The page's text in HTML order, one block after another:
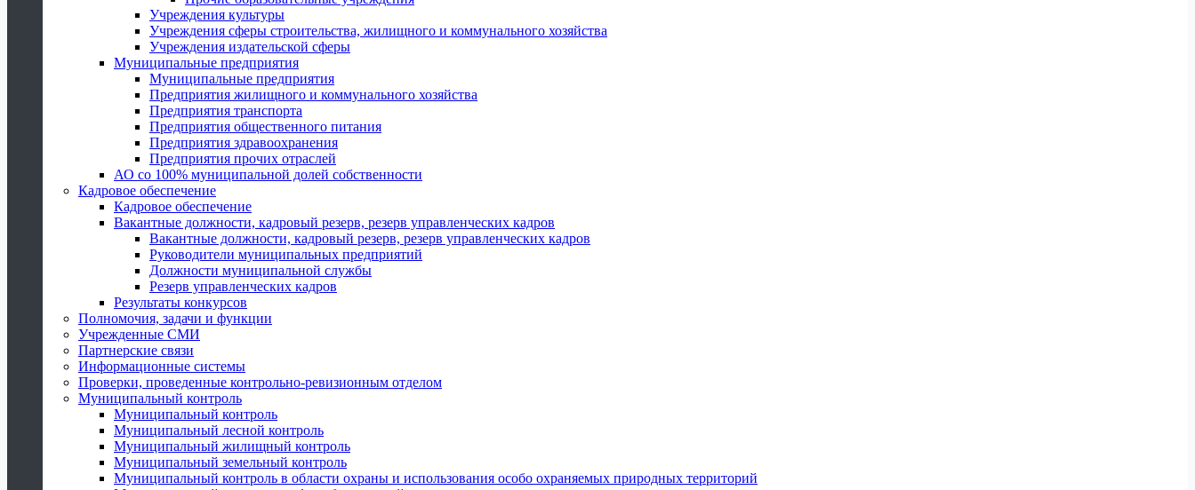
Учреждения культуры
Учреждения сферы строительства, жилищного и коммунального хозяйства
Учреждения издательской сферы
Муниципальные предприятия
Муниципальные предприятия
Предприятия жилищного и коммунального хозяйства
Предприятия транспорта
Предприятия общественного питания
Предприятия здравоохранения
Предприятия прочих отраслей
АО со 100% муниципальной долей собственности
Кадровое обеспечение
Кадровое обеспечение
Вакантные должности, кадровый резерв, резерв управленческих кадров
Вакантные должности, кадровый резерв, резерв управленческих кадров
Руководители муниципальных предприятий
Должности муниципальной службы
Резерв управленческих кадров
Результаты конкурсов
Полномочия, задачи и функции
Учрежденные СМИ
Партнерские связи
Информационные системы
Проверки, проведенные контрольно-ревизионным отделом
Муниципальный контроль
Муниципальный контроль
Муниципальный лесной контроль
Муниципальный жилищный контроль
Муниципальный земельный контроль
Муниципальный контроль в области охраны и использования особо охраняемых природных территорий